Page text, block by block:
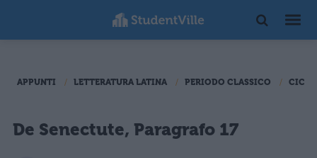
APPUNTI LETTERATURA LATINA PERIODO CLASSICO
De Senectute, Paragrafo 17